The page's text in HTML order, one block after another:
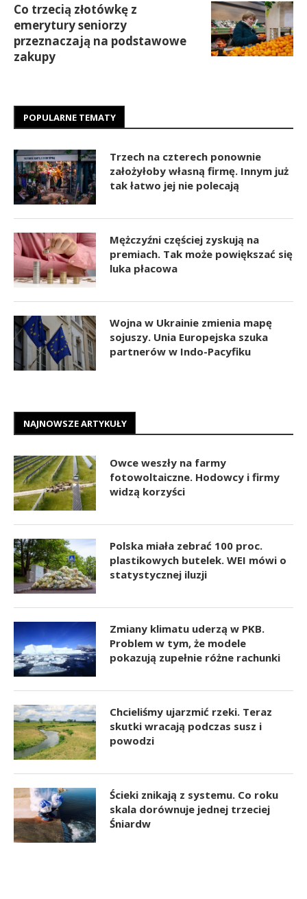
Co trzecią złotówkę z
emerytury seniorzy
przeznaczają na podstawowe
zakupy
POPULARNE TEMATY
Trzech na czterech ponownie
założyłoby własną firmę. Innym już
tak łatwo jej nie polecają
Mężczyźni częściej zyskują na
premiach. Tak może powiększać się
luka płacowa
Wojna w Ukrainie zmienia mapę
sojuszy. Unia Europejska szuka
partnerów w Indo-Pacyfiku
NAJNOWSZE ARTYKUŁY
Owce weszły na farmy
fotowoltaiczne. Hodowcy i firmy
widzą korzyści
Polska miała zebrać 100 proc.
plastikowych butelek. WEI mówi o
statystycznej iluzji
Zmiany klimatu uderzą w PKB.
Problem w tym, że modele
pokazują zupełnie różne rachunki
Chcieliśmy ujarzmić rzeki. Teraz
skutki wracają podczas susz i
powodzi
Ścieki znikają z systemu. Co roku
skala dorównuje jednej trzeciej
Śniardw